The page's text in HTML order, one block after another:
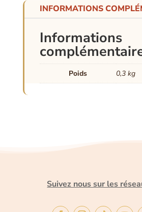
INFORMATIONS
Informations
Poids 0,3 kg
Suivez nous sur les